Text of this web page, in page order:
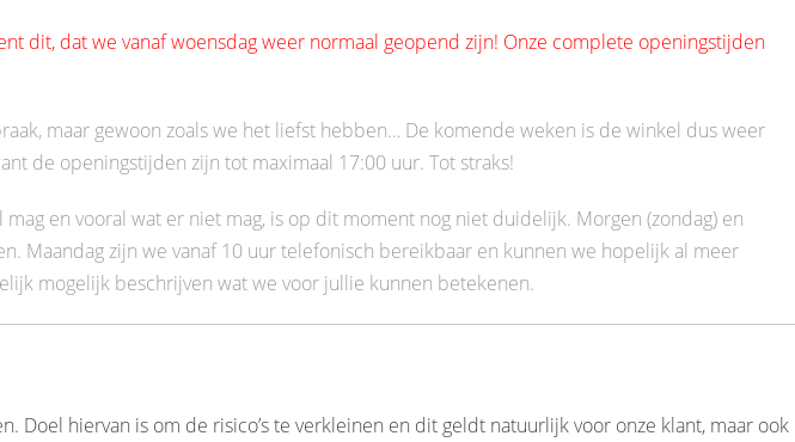
dit, dat we vanaf woensdag weer normaal geopend zijn! Onze complete openingstijden
maar gewoon zoals we het liefst hebben… De komende weken is de winkel dus weer
de openingstijden zijn tot maximaal 17:00 uur. Tot straks!
en vooral wat er niet mag, is op dit moment nog niet duidelijk. Morgen (zondag) en
Maandag zijn we vanaf 10 uur telefonisch bereikbaar en kunnen we hopelijk al meer
mogelijk beschrijven wat we voor jullie kunnen betekenen.
hiervan is om de risico’s te verkleinen en dit geldt natuurlijk voor onze klant, maar ook